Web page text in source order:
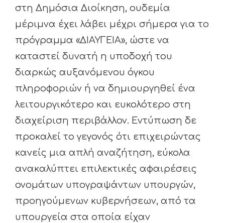
στη Δημόσια Διοίκηση, ουδεμία
μέριμνα έχει λάβει μέχρι σήμερα για το
πρόγραμμα «ΔΙΑΥΓΕΙΑ», ώστε να
καταστεί δυνατή η υποδοχή του
διαρκώς αυξανόμενου όγκου
πληροφοριών ή να δημιουργηθεί ένα
λειτουργικότερο και ευκολότερο στη
διαχείριση περιβάλλον. Εντύπωση δε
προκαλεί το γεγονός ότι επιχειρώντας
κανείς μια απλή αναζήτηση, εύκολα
ανακαλύπτει επιλεκτικές αφαιρέσεις
ονομάτων υπογραψάντων υπουργών,
προηγούμενων κυβερνήσεων, από τα
υπουργεία στα οποία είχαν